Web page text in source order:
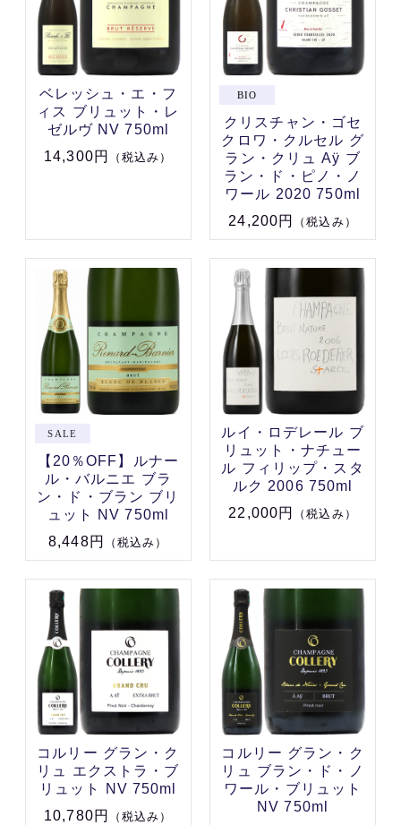
ベレッシュ・エ・フ
ィス ブリュット・レ
ゼルヴ NV 750ml
14,300円
（税込み）
クリスチャン・ゴセ
クロワ・クルセル グ
ラン・クリュ Aÿ ブ
ラン・ド・ピノ・ノ
ワール 2020 750ml
24,200円
（税込み）
【20％OFF】ルナー
ル・バルニエ ブラ
ン・ド・ブラン ブリ
ュット NV 750ml
8,448円
（税込み）
ルイ・ロデレール ブ
リュット・ナチュー
ル フィリップ・スタ
ルク 2006 750ml
22,000円
（税込み）
コルリー グラン・ク
リュ エクストラ・ブ
リュット NV 750ml
10,780円
（税込み）
コルリー グラン・ク
リュ ブラン・ド・ノ
ワール・ブリュット
NV 750ml